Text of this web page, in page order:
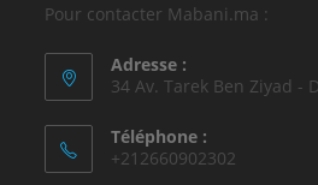
Pour contacter Mabani.ma :
Adresse :
34 Av. Tarek Ben Ziyad -
Téléphone :
+212660902302